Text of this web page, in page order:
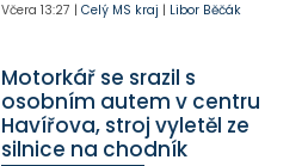
Včera 13:27 | Celý MS kraj | Libor Běčák
Motorkář se srazil s
osobním autem v centru
Havířova, stroj vyletěl ze
silnice na chodník